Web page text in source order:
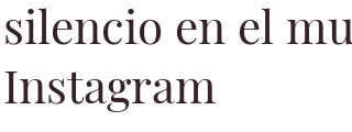
en el
Instagram